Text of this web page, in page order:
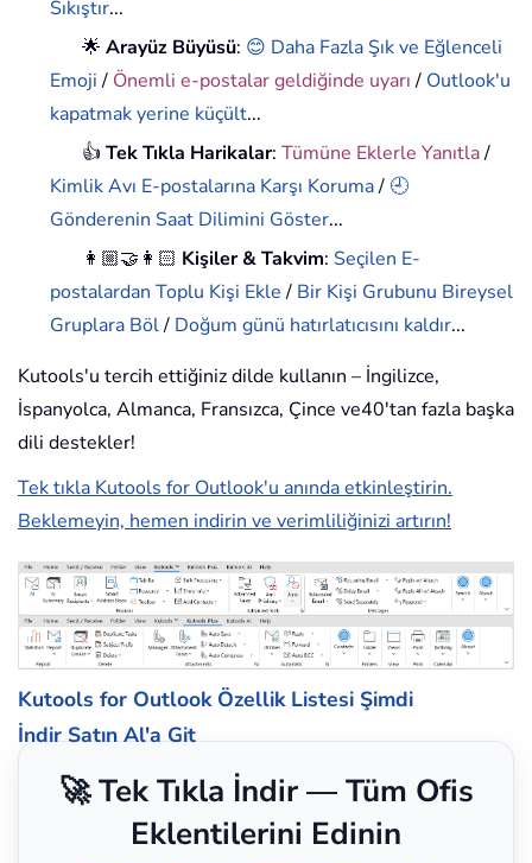
Sıkıştır...
🌟Arayüz Büyüsü: 😊 Daha Fazla Şık ve Eğlenceli
Emoji/ Önemli e-postalar geldiğinde uyarı/ Outlook'u
kapatmak yerine küçült...
👍Tek Tıkla Harikalar:Tümüne Eklerle Yanıtla/
Kimlik Avı E-postalarına Karşı Koruma/ 🕘
Gönderenin Saat Dilimini Göster...
👩🏼‍🤝‍👩🏻 Kişiler & Takvim: Seçilen E-
postalardan Toplu Kişi Ekle/ Bir Kişi Grubunu Bireysel
Gruplara Böl/ Doğum günü hatırlatıcısını kaldır...
Kutools'u tercih ettiğiniz dilde kullanın – İngilizce,
İspanyolca, Almanca, Fransızca, Çince ve40'tan fazla başka
dili destekler!
Tek tıkla Kutools for Outlook'u anında etkinleştirin.
Beklemeyin, hemen indirin ve verimliliğinizi artırın!
Kutools for Outlook Özellik Listesi Şimdi
İndir Satın Al'a Git
🚀 Tek Tıkla İndir — Tüm Ofis
Eklentilerini Edinin